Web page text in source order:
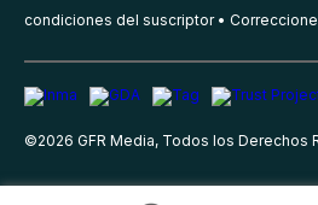
condiciones del suscriptor
©2026 GFR Media, Todos los Derechos